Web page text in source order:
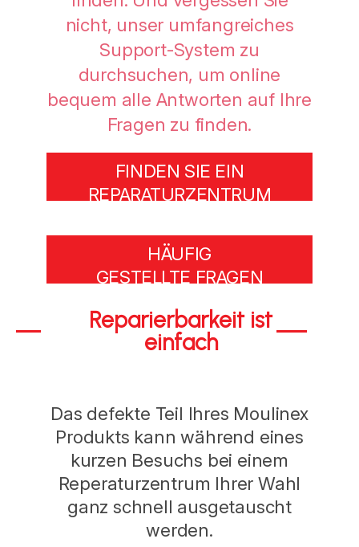
nicht, unser umfangreiches
Support-System zu
durchsuchen, um online
bequem alle Antworten auf Ihre
Fragen zu finden.
FINDEN SIE EIN
REPARATURZENTRUM
HÄUFIG
GESTELLTE FRAGEN
Reparierbarkeit ist
einfach
Das defekte Teil Ihres Moulinex
Produkts kann während eines
kurzen Besuchs bei einem
Reperaturzentrum Ihrer Wahl
ganz schnell ausgetauscht
werden.